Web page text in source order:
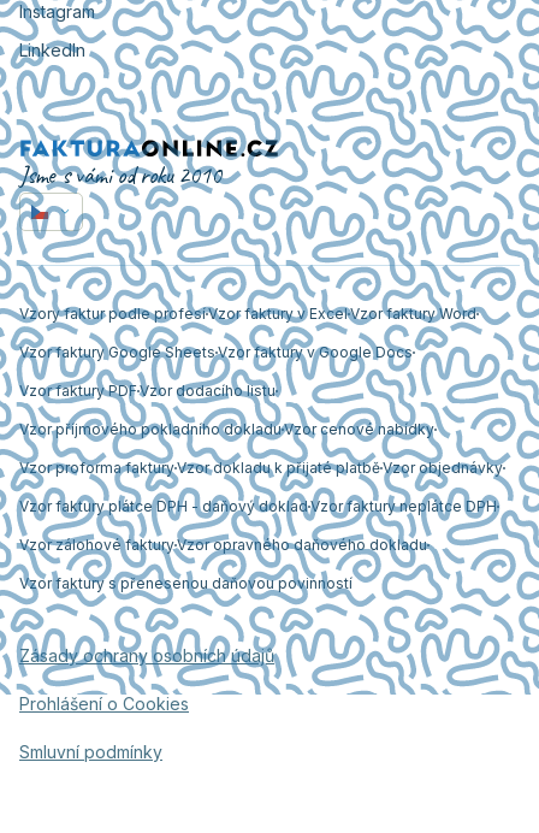
Instagram
LinkedIn
Jsme s vámi od roku 2010
Vzory faktur podle profesíVzor faktury v ExcelVzor faktury Word
Vzor faktury Google Sheets Vzor faktury v Google Docs
Vzor faktury PDF Vzor dodacího listu
Vzor příjmového pokladního dokladuVzor cenové nabídky
Vzor proforma fakturyVzor dokladu k přijaté platběVzor objednávky
Vzor faktury plátce DPH - daňový dokladVzor faktury neplátce DPH
Vzor zálohové fakturyVzor opravného daňového dokladu
Vzor faktury s přenesenou daňovou povinností
Zásady ochrany osobních údajů
Prohlášení o Cookies
Smluvní podmínky